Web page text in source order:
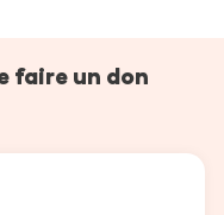
faire un don